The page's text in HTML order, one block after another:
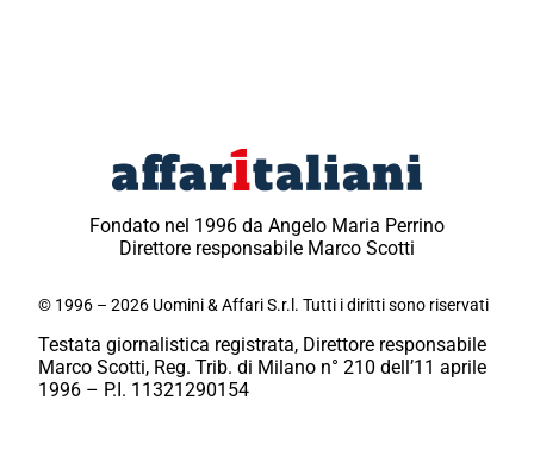
Fondato nel 1996 da Angelo Maria Perrino
Direttore responsabile Marco Scotti
© 1996 – 2026 Uomini & Affari S.r.l. Tutti i diritti sono riservati
Testata giornalistica registrata, Direttore responsabile
Marco Scotti, Reg. Trib. di Milano n° 210 dell’11 aprile
1996 – P.I. 11321290154